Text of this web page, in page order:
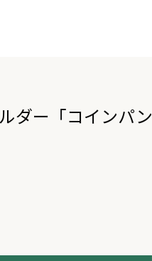
ダー「コインパン